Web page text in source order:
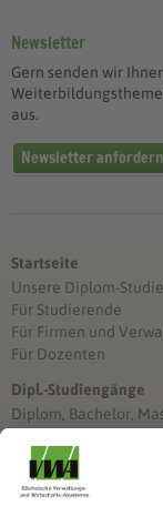
Newsletter
Gern senden wir
aus.
Newsletter anfordern
Startseite
Unsere Diplom-
Für Studierende
Für Firmen und
Für Dozenten
Dipl.-Studiengänge
Diplom, Bachelor,
Stimmen unserer